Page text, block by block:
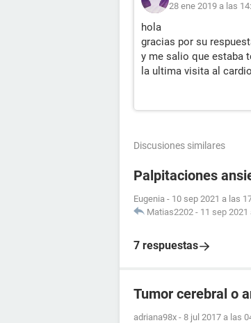
28 ene 2019 a las
hola
gracias por su
y me salio que estaba
la ultima visita al
Discusiones similares
Palpitaciones
Eugenia - 10 sep 2021 a las
Matias2202 - 11 sep 2021
7 respuestas
Tumor cerebral o
adriana98x - 8 jul 2017 a las